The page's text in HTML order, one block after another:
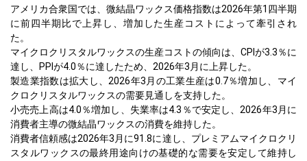
アメリカ合衆国では、微結晶ワックス価格指数は2026年第1四半期
に前四半期比で上昇し、増加した生産コストによって牽引され
た。
マイクロクリスタルワックスの生産コストの傾向は、CPIが3.3％に
達し、PPIが4.0％に達したため、2026年3月に上昇した。
製造業指数は拡大し、2026年3月の工業生産は0.7％増加し、マイ
クロクリスタルワックスの需要見通しを支持した。
小売売上高は4.0％増加し、失業率は4.3％で安定し、2026年3月に
消費者主導の微結晶ワックスの消費を維持した。
消費者信頼感は2026年3月に91.8に達し、プレミアムマイクロクリ
スタルワックスの最終用途向けの基礎的な需要を安定して維持し